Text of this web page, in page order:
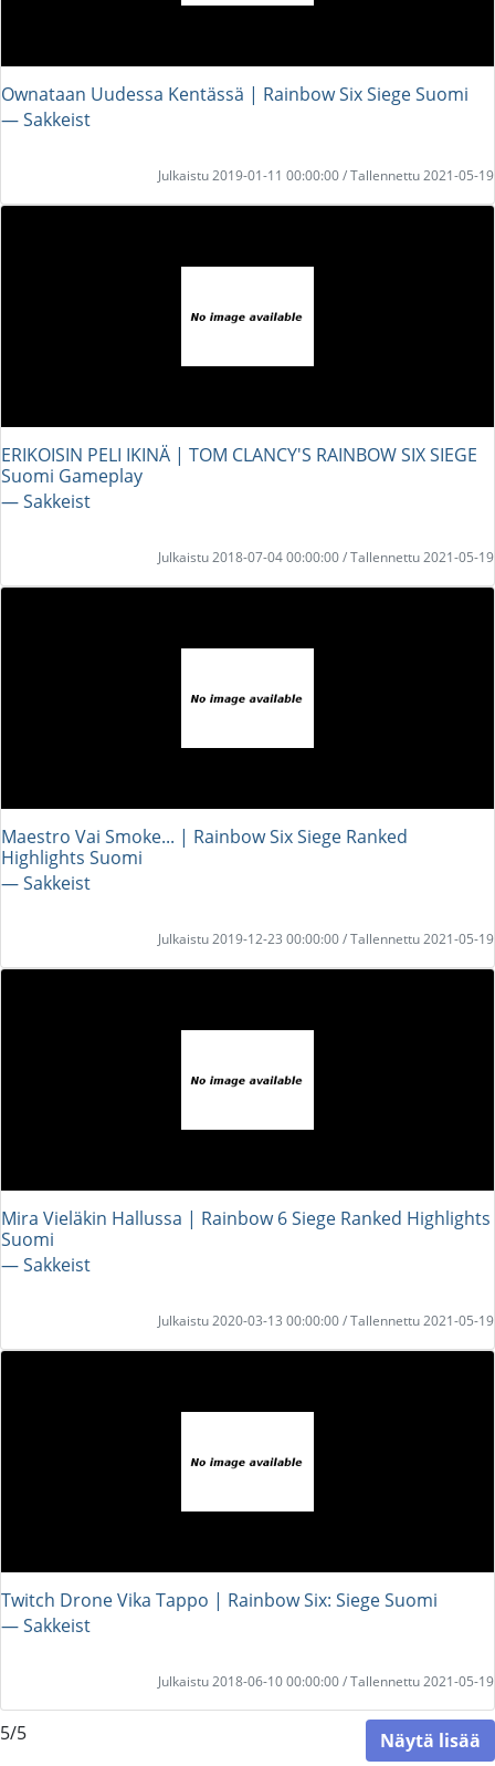
Ownataan Uudessa Kentässä | Rainbow Six Siege Suomi
― Sakkeist
Julkaistu 2019-01-11 00:00:00 / Tallennettu 2021-05-19
ERIKOISIN PELI IKINÄ | TOM CLANCY'S RAINBOW SIX SIEGE
Suomi Gameplay
― Sakkeist
Julkaistu 2018-07-04 00:00:00 / Tallennettu 2021-05-19
Maestro Vai Smoke... | Rainbow Six Siege Ranked
Highlights Suomi
― Sakkeist
Julkaistu 2019-12-23 00:00:00 / Tallennettu 2021-05-19
Mira Vieläkin Hallussa | Rainbow 6 Siege Ranked Highlights
Suomi
― Sakkeist
Julkaistu 2020-03-13 00:00:00 / Tallennettu 2021-05-19
Twitch Drone Vika Tappo | Rainbow Six: Siege Suomi
― Sakkeist
Julkaistu 2018-06-10 00:00:00 / Tallennettu 2021-05-19
5/5 Näytä lisää